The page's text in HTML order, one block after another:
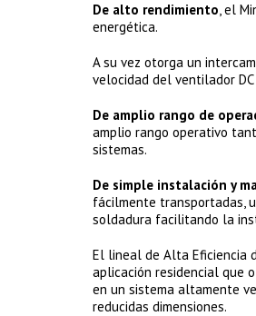
De alto rendimiento, el
energética.
A su vez otorga un
velocidad del ventilador
De amplio rango de
amplio rango operativo
sistemas.
De simple instalación y
fácilmente transportadas,
soldadura facilitando la
El lineal de Alta Eficiencia
aplicación residencial que
en un sistema altamente
reducidas dimensiones.